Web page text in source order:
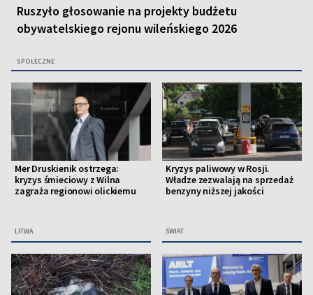
Ruszyło głosowanie na projekty budżetu
obywatelskiego rejonu wileńskiego 2026
SPOŁECZNE
Mer Druskienik ostrzega:
kryzys śmieciowy z Wilna
zagraża regionowi olickiemu
LITWA
Kryzys paliwowy w Rosji.
Władze zezwalają na sprzedaż
benzyny niższej jakości
ŚWIAT